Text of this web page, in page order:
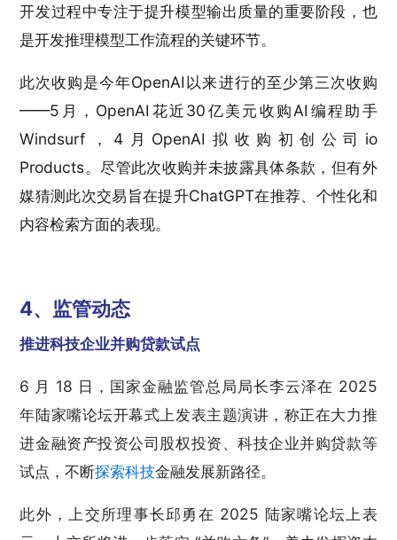
开发过程中专注于提升模型输出质量的重要阶段，也
是开发推理模型工作流程的关键环节。
此次收购是今年OpenAI以来进行的至少第三次收购
——5月，OpenAI花近30亿美元收购AI编程助手
Windsurf，4月OpenAI拟收购初创公司io
Products。尽管此次收购并未披露具体条款，但有外
媒猜测此次交易旨在提升ChatGPT在推荐、个性化和
内容检索方面的表现。
4、监管动态
推进科技企业并购贷款试点
6 月 18 日，国家金融监管总局局长李云泽在 2025
年陆家嘴论坛开幕式上发表主题演讲，称正在大力推
进金融资产投资公司股权投资、科技企业并购贷款等
试点，不断探索科技金融发展新路径。
此外，上交所理事长邱勇在 2025 陆家嘴论坛上表